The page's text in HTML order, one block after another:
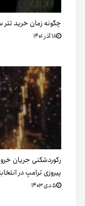
چگونه زمان خرید تتر
۱۸ آذر ۱۴۰۱
پیروزی ترامپ در
۵ دی ۱۴۰۳